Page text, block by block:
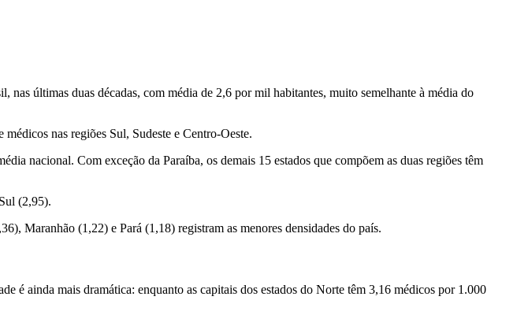
últimas duas décadas, com média de 2,6 por mil habitantes, muito semelhante à média do
nas regiões Sul, Sudeste e Centro-Oeste.
nacional. Com exceção da Paraíba, os demais 15 estados que compõem as duas regiões têm
(2,95).
Maranhão (1,22) e Pará (1,18) registram as menores densidades do país.
é ainda mais dramática: enquanto as capitais dos estados do Norte têm 3,16 médicos por 1.000